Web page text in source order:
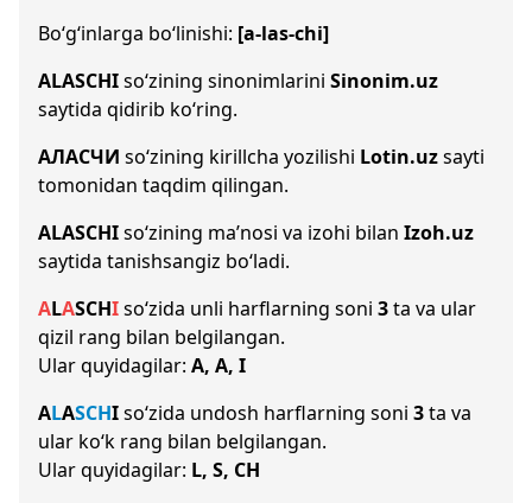
Bo‘g‘inlarga bo‘linishi: [a-las-chi]
ALASCHIso‘zining sinonimlarini Sinonim.uz
saytida qidirib ko‘ring.
АЛАСЧИ so‘zining kirillcha yozilishi Lotin.uzsayti
tomonidan taqdim qilingan.
ALASCHIso‘zining ma’nosi va izohi bilan Izoh.uz
saytida tanishsangiz bo‘ladi.
ALASCHIso‘zida unli harflarning soni 3ta va ular
qizil rang bilan belgilangan.
Ular quyidagilar: A, A, I
ALASCHIso‘zida undosh harflarning soni 3ta va
ular ko‘k rang bilan belgilangan.
Ular quyidagilar: L, S, CH